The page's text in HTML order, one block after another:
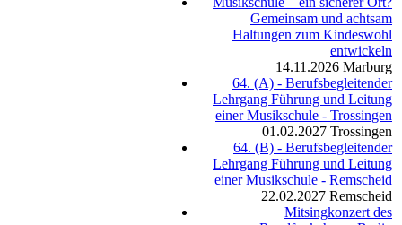
Gemeinsam und achtsam
Haltungen zum Kindeswohl
entwickeln
14.11.2026 Marburg
64. (A) - Berufsbegleitender
Lehrgang Führung und Leitung
einer Musikschule - Trossingen
01.02.2027 Trossingen
64. (B) - Berufsbegleitender
Lehrgang Führung und Leitung
einer Musikschule - Remscheid
22.02.2027 Remscheid
Mitsingkonzert des